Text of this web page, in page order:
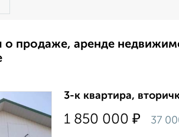
о продаже, аренде
3-к квартира,
1 850 000 ₽ 37